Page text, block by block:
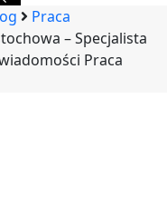
Praca
– Specjalista
Praca